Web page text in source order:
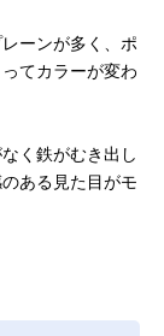
ーンが多く、ポ
てカラーが変わ
く鉄がむき出し
ある見た目がモ